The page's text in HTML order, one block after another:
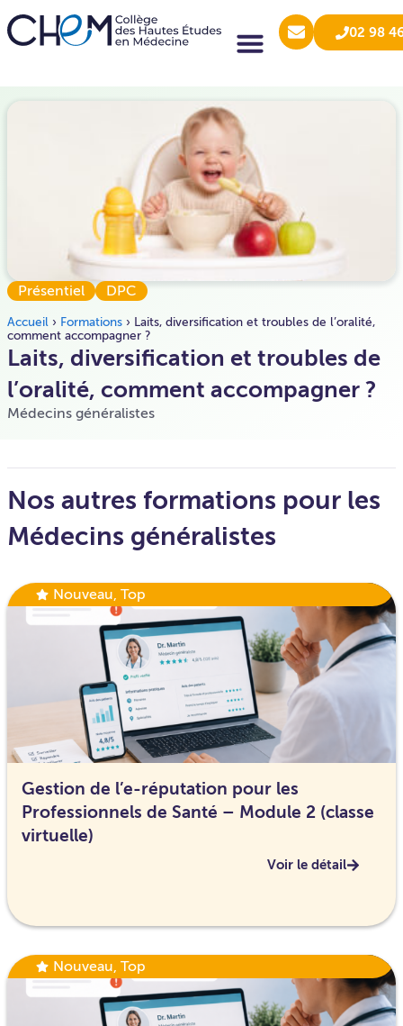
02 98
Accueil › Formations › Laits, diversification et troubles de l’oralité,
comment accompagner ?
Laits, diversification et troubles de
l’oralité, comment accompagner ?
Médecins généralistes
Présentiel DPC
Nos autres formations pour les
Médecins généralistes
Nouveau, Top
Gestion de l’e-réputation pour les
Professionnels de Santé – Module 2 (classe
virtuelle)
Voir le détail
Nouveau, Top